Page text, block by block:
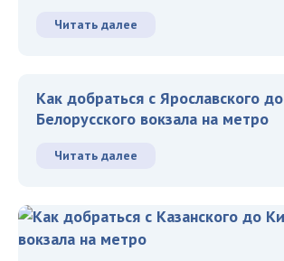
Читать далее
Как добраться с Ярославского до
Белорусского вокзала на метро
Читать далее